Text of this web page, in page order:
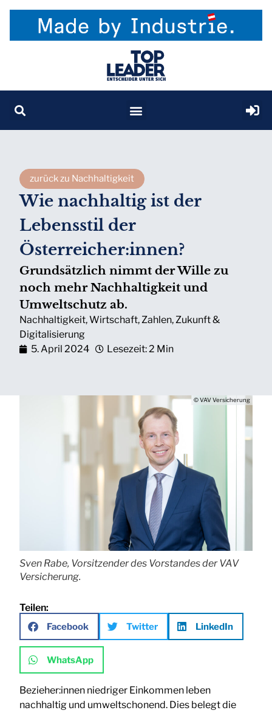
zurück zu Nachhaltigkeit
Wie nachhaltig ist der
Lebensstil der
Österreicher:innen?
Grundsätzlich nimmt der Wille zu
noch mehr Nachhaltigkeit und
Umweltschutz ab.
Nachhaltigkeit,Wirtschaft,Zahlen,Zukunft &
Digitalisierung
5. April 2024
Lesezeit: 2 Min
© VAV Versicherung
Sven Rabe, Vorsitzender des Vorstandes der VAV
Versicherung.
Teilen:
Facebook Twitter LinkedIn
WhatsApp
Bezieher:innen niedriger Einkommen leben
nachhaltig und umweltschonend. Dies belegt die